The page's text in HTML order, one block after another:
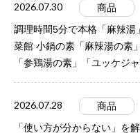
2026.07.30
商品
調理時間5分で本格「麻辣湯
菜館 小鍋の素「麻辣湯の素
「参鶏湯の素」「ユッケジ
2026.07.28
商品
「使い方が分からない」を